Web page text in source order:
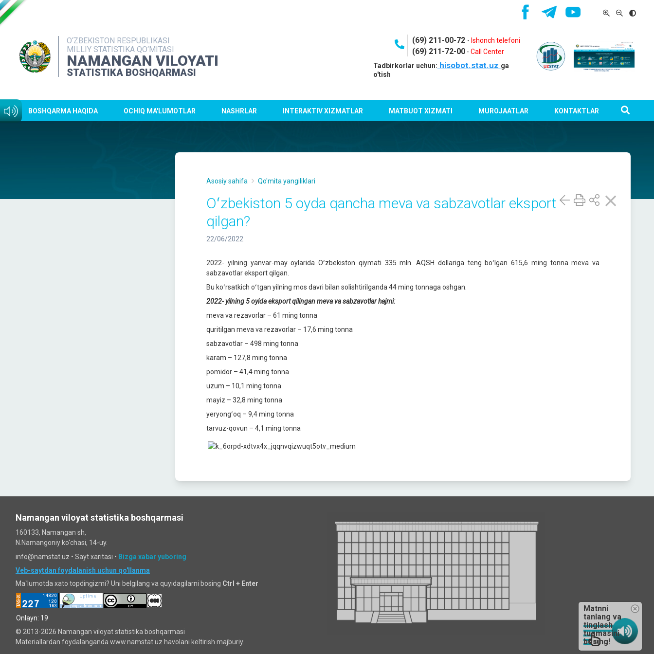
O‘ZBEKISTON RESPUBLIKASI
MILLIY STATISTIKA QO‘MITASI
NAMANGAN VILOYATI
STATISTIKA BOSHQARMASI
(69) 211-00-72 - Ishonch telefoni
(69) 211-72-00- Call Center
Tadbirkorlar uchun: hisobot.stat.uz ga
o'tish
BOSHQARMA HAQIDA OCHIQ MA'LUMOTLAR NASHRLAR INTERAKTIV XIZMATLAR MATBUOT XIZMATI MUROJAATLAR KONTAKTLAR
Asosiy sahifa Qo'mita yangiliklari
Oʻzbekiston 5 oyda qancha meva va sabzavotlar eksport
qilgan?
22/06/2022
2022- yilning yanvar-may oylarida Oʻzbekiston qiymati 335 mln. AQSH dollariga teng boʻlgan 615,6 ming tonna meva va
sabzavotlar eksport qilgan.
Bu koʻrsatkich oʻtgan yilning mos davri bilan solishtirilganda 44 ming tonnaga oshgan.
2022- yilning 5 oyida eksport qilingan meva va sabzavotlar hajmi:
meva va rezavorlar – 61 ming tonna
quritilgan meva va rezavorlar – 17,6 ming tonna
sabzavotlar – 498 ming tonna
karam – 127,8 ming tonna
pomidor – 41,4 ming tonna
uzum – 10,1 ming tonna
mayiz – 32,8 ming tonna
yeryongʻoq – 9,4 ming tonna
tarvuz-qovun – 4,1 ming tonna
Namangan viloyat statistika boshqarmasi
160133, Namangan sh,
N.Namangoniy ko'chasi, 14-uy.
info@namstat.uz • Sayt xaritasi • Bizga xabar yuboring
Veb-saytdan foydalanish uchun qo'llanma
Ma`lumotda xato topdingizmi? Uni belgilang va quyidagilarni bosing Ctrl + Enter
Onlayn: 19
© 2013-2026 Namangan viloyat statistika boshqarmasi
Materiallardan foydalanganda www.namstat.uz havolani keltirish majburiy.
Matnni
tanlang va
tinglash
tugmasini
bosing!